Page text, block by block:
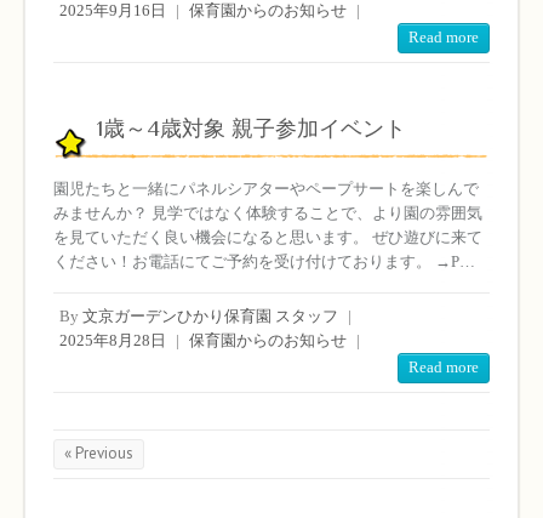
2025年9月16日
| 保育園からのお知らせ
|
Read more
1歳～4歳対象 親子参加イベント
園児たちと一緒にパネルシアターやペープサートを楽しんで
みませんか？ 見学ではなく体験することで、より園の雰囲気
を見ていただく良い機会になると思います。 ぜひ遊びに来て
ください！お電話にてご予約を受け付けております。 →P…
By 文京ガーデンひかり保育園 スタッフ
|
2025年8月28日
| 保育園からのお知らせ
|
Read more
« Previous